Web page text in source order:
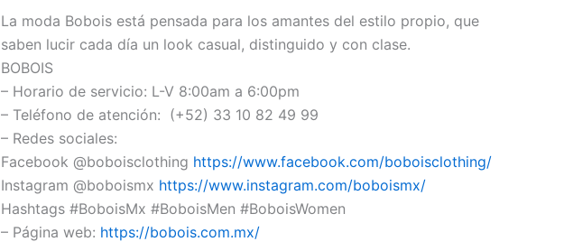
La moda Bobois está pensada para los amantes del estilo propio, que
saben lucir cada día un look casual, distinguido y con clase.
BOBOIS
– Horario de servicio: L-V 8:00am a 6:00pm
– Teléfono de atención: (+52) 33 10 82 49 99
– Redes sociales:
Facebook @boboisclothing https://www.facebook.com/boboisclothing/
Instagram @boboismx https://www.instagram.com/boboismx/
Hashtags #BoboisMx #BoboisMen #BoboisWomen
– Página web: https://bobois.com.mx/